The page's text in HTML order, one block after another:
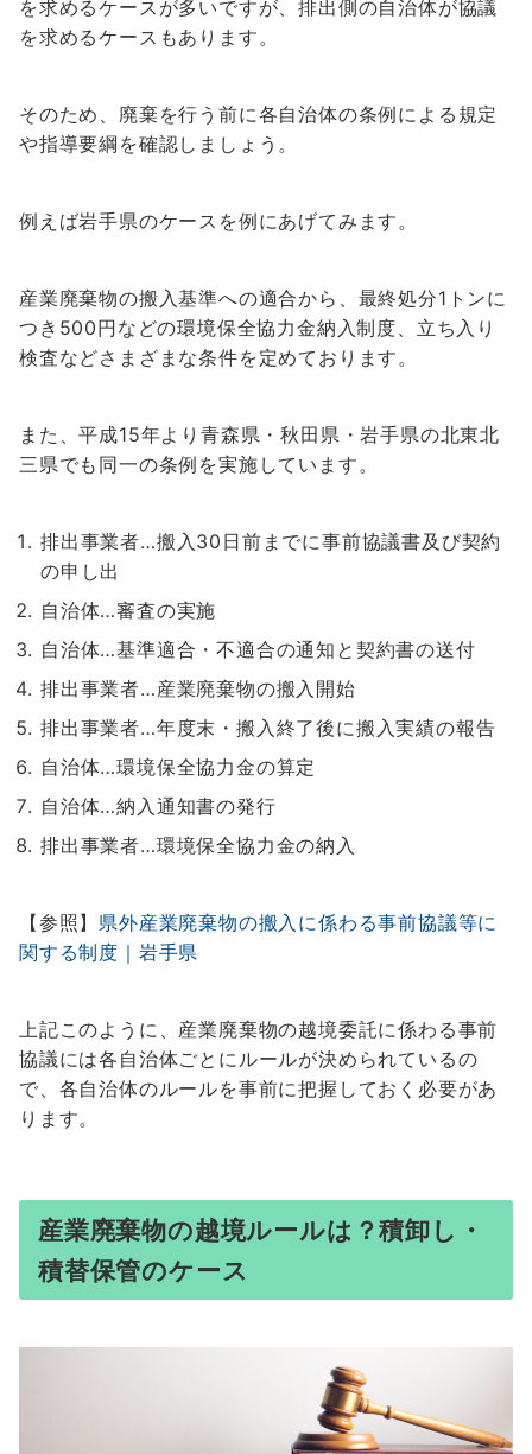
を求めるケースが多いですが、排出側の自治体が協議
を求めるケースもあります。
そのため、廃棄を行う前に各自治体の条例による規定
や指導要綱を確認しましょう。
例えば岩手県のケースを例にあげてみます。
産業廃棄物の搬入基準への適合から、最終処分1トンに
つき500円などの環境保全協力金納入制度、立ち入り
検査などさまざまな条件を定めております。
また、平成15年より青森県・秋田県・岩手県の北東北
三県でも同一の条例を実施しています。
排出事業者…搬入30日前までに事前協議書及び契約
の申し出
自治体…審査の実施
自治体…基準適合・不適合の通知と契約書の送付
排出事業者…産業廃棄物の搬入開始
排出事業者…年度末・搬入終了後に搬入実績の報告
自治体…環境保全協力金の算定
自治体…納入通知書の発行
排出事業者…環境保全協力金の納入
【参照】 県外産業廃棄物の搬入に係わる事前協議等に
関する制度｜岩手県
上記このように、産業廃棄物の越境委託に係わる事前
協議には各自治体ごとにルールが決められているの
で、各自治体のルールを事前に把握しておく必要があ
ります。
産業廃棄物の越境ルールは？積卸し・
積替保管のケース